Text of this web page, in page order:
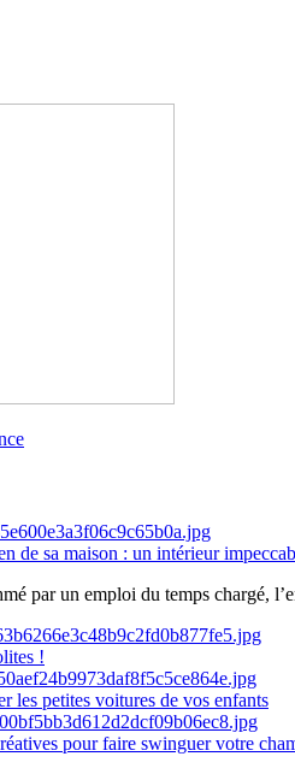
de sa maison : un intérieur
par un emploi du temps chargé,
!
les petites voitures de vos enfants
pour faire swinguer votre